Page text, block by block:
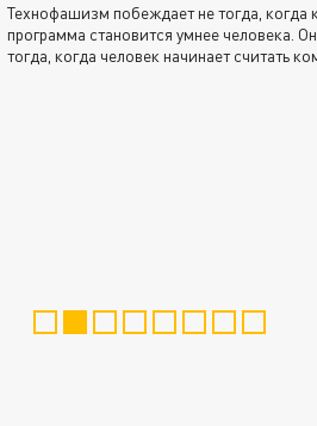
Технофашизм побеждает не тогда, когда
программа становится умнее человека.
тогда, когда человек начинает считать